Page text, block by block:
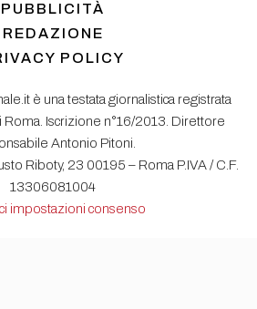
PUBBLICITÀ
REDAZIONE
POLICY
è una testata giornalistica registrata
Roma. Iscrizione n°16/2013. Direttore
Antonio Pitoni.
Riboty, 23 00195 – Roma P.IVA / C.F.
13306081004
impostazioni consenso